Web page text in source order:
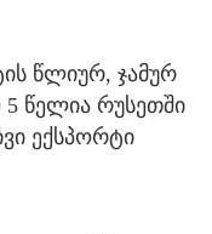
წლიურ, ჯამურ
წელია რუსეთში
ექსპორტი